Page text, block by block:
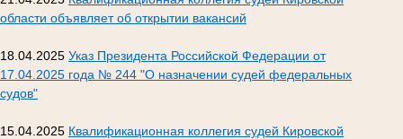
области объявляет об открытии вакансий
18.04.2025 Указ Президента Российской Федерации от
17.04.2025 года № 244 "О назначении судей федеральных
судов"
15.04.2025 Квалификационная коллегия судей Кировской